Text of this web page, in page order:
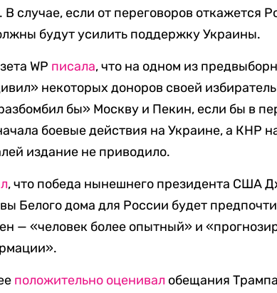
случае, если от переговоров откажется
будут усилить поддержку Украины.
WP писала, что на одном из
некоторых доноров своей
бы» Москву и Пекин, если бы в
боевые действия на Украине, а КНР
издание не приводило.
, что победа нынешнего президента США
Белого дома для России будет
— «человек более опытный» и
положительно оценивал обещания Трампа